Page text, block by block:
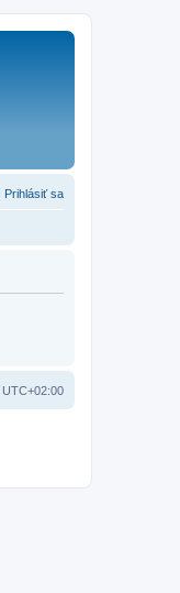
Prihlásiť sa
UTC+02:00